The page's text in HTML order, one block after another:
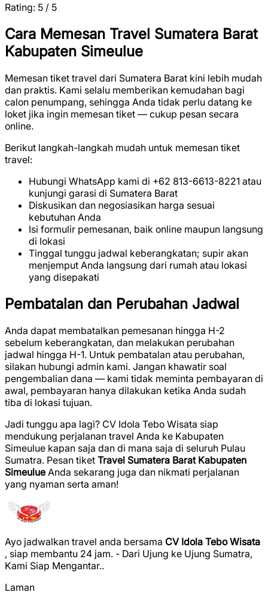
Rating: 5 / 5
Cara Memesan Travel Sumatera Barat
Kabupaten Simeulue
Memesan tiket travel dari Sumatera Barat kini lebih mudah
dan praktis. Kami selalu memberikan kemudahan bagi
calon penumpang, sehingga Anda tidak perlu datang ke
loket jika ingin memesan tiket — cukup pesan secara
online.
Berikut langkah-langkah mudah untuk memesan tiket
travel:
Hubungi WhatsApp kami di +62 813-6613-8221 atau
kunjungi garasi di Sumatera Barat
Diskusikan dan negosiasikan harga sesuai
kebutuhan Anda
Isi formulir pemesanan, baik online maupun langsung
di lokasi
Tinggal tunggu jadwal keberangkatan; supir akan
menjemput Anda langsung dari rumah atau lokasi
yang disepakati
Pembatalan dan Perubahan Jadwal
Anda dapat membatalkan pemesanan hingga H-2
sebelum keberangkatan, dan melakukan perubahan
jadwal hingga H-1. Untuk pembatalan atau perubahan,
silakan hubungi admin kami. Jangan khawatir soal
pengembalian dana — kami tidak meminta pembayaran di
awal, pembayaran hanya dilakukan ketika Anda sudah
tiba di lokasi tujuan.
Jadi tunggu apa lagi? CV Idola Tebo Wisata siap
mendukung perjalanan travel Anda ke Kabupaten
Simeulue kapan saja dan di mana saja di seluruh Pulau
Sumatra. Pesan tiket Travel Sumatera Barat Kabupaten
Simeulue Anda sekarang juga dan nikmati perjalanan
yang nyaman serta aman!
Ayo jadwalkan travel anda bersama CV Idola Tebo Wisata
, siap membantu 24 jam. - Dari Ujung ke Ujung Sumatra,
Kami Siap Mengantar..
Laman